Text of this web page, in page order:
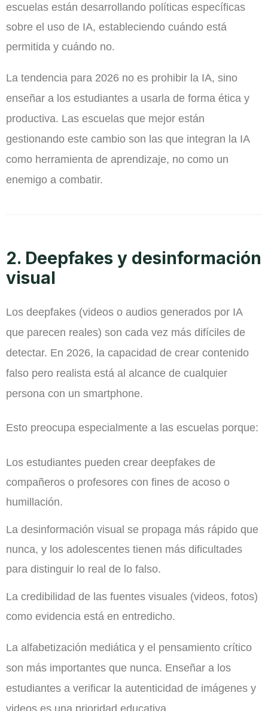
escuelas están desarrollando políticas específicas
sobre el uso de IA, estableciendo cuándo está
permitida y cuándo no.
La tendencia para 2026 no es prohibir la IA, sino
enseñar a los estudiantes a usarla de forma ética y
productiva. Las escuelas que mejor están
gestionando este cambio son las que integran la IA
como herramienta de aprendizaje, no como un
enemigo a combatir.
2. Deepfakes y desinformación
visual
Los deepfakes (videos o audios generados por IA
que parecen reales) son cada vez más difíciles de
detectar. En 2026, la capacidad de crear contenido
falso pero realista está al alcance de cualquier
persona con un smartphone.
Esto preocupa especialmente a las escuelas porque:
Los estudiantes pueden crear deepfakes de
compañeros o profesores con fines de acoso o
humillación.
La desinformación visual se propaga más rápido que
nunca, y los adolescentes tienen más dificultades
para distinguir lo real de lo falso.
La credibilidad de las fuentes visuales (videos, fotos)
como evidencia está en entredicho.
La alfabetización mediática y el pensamiento crítico
son más importantes que nunca. Enseñar a los
estudiantes a verificar la autenticidad de imágenes y